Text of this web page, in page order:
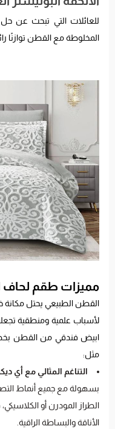
للعائلات التي تبحث عن حل
المخلوطة مع القطن توازنًا
مميزات طقم
القطن الطبيعي يحتل مكانة
لأسباب علمية ومنطقية تجعله
ابيض فندقي من القطن
مثل:
التناغم المثالي مع أي
بسهولة مع جميع أنماط
الطراز المودرن أو
الأناقة والبساطة الراقية.